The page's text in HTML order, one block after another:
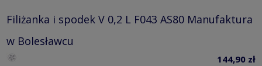
Filiżanka i spodek V 0,2 L F043 AS80 Manufaktura
w Bolesławcu
144,90 zł